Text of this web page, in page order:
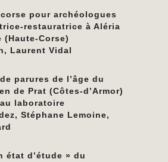
pour archéologues
restauratrice à Aléria
(Haute-Corse)
Laurent Vidal
parures de l’âge du
de Prat (Côtes-d’Armor)
laboratoire
Stéphane Lemoine,
état d’étude » du